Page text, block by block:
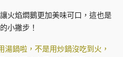
火焰燜鵝更加美味可口，這也是
小撇步！
湯鍋啦，不是用炒鍋沒吃到火，